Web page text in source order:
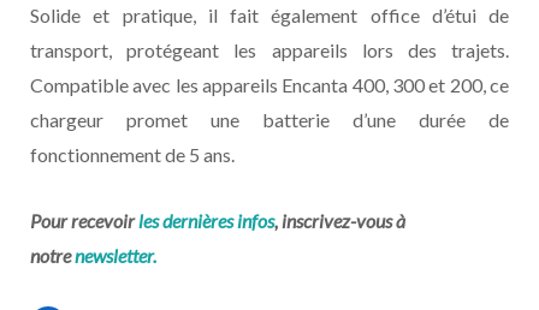
Solide et pratique, il fait également office d’étui de
transport, protégeant les appareils lors des trajets.
Compatible avec les appareils Encanta 400, 300 et 200, ce
chargeur promet une batterie d’une durée de
fonctionnement de 5 ans.
Pour recevoirles dernières infos, inscrivez-vous à
notrenewsletter.